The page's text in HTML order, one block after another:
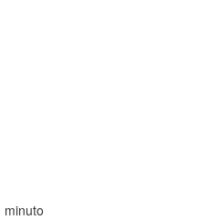
minuto